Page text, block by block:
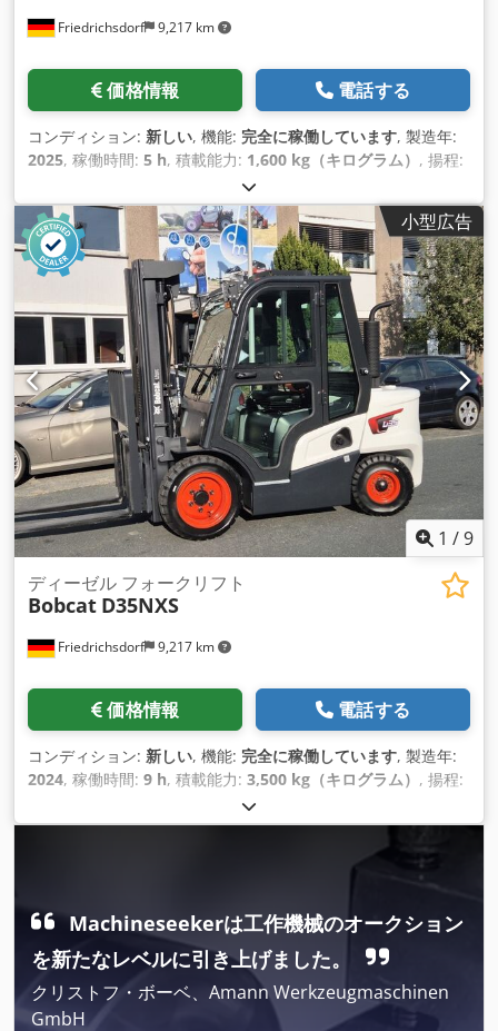
Friedrichsdorf 9,217 km
価格情報 電話する
コンディション: 新しい, 機能: 完全に稼働しています, 製造年:
2025, 稼働時間: 5 h, 積載能力: 1,600 kg（キログラム） , 揚程:
1,520 mm
ト型式:トリプレックス, 建設高:2,108 mm, フォーク長:1,150
mm, 空車重量: 1,340 kg（キログラム）, 全長:1,964 mm, 駆
動方式:Elektro , 建設幅:820 mm, パレットトラック 荷重中心:
600 フォーク幅：560 mm マストタイプ: トリプレックス 状態:
新品 技術的状態: 新品 フロントタイヤタイプ：ポリウレタン フ
ロントタイヤの状態: 80 - 100% Dcedpfxowi Acge Ah Dsk 後
輪タイヤタイプ：ポリウレタン 後輪の状態: 80 - 100% バッテ
リー電圧：24V バッテリーAh: 150Ah 電池タイプ：リチウムイ
オン 電池製造年：2025 バッテリーの状態: 80 - 100% 初期スト
ローク、完全自由ストローク、CE認証、 メンテナンスフリー
のリチウムイオン電池、
小型広告
1 /9
Friedrichsdorf 9,217 km
ディーゼル フォークリフト
Bobcat D35NXS
価格情報 電話する
コンディション: 新しい, 機能: 完全に稼働しています, 製造年:
2024, 稼働時間: 9 h, 積載能力: 3,500 kg（キログラム） , 揚程:
1,400 mm
マスト型式:トリプレックス, 建設高:2,350 mm, 出力:45 キロ
1,190 mm
, フォー
4,850 kg（キログラム）, 全長:
Machineseekerは工作機械のオークション
を新たなレベルに引き上げました。
クリストフ・ボーベ、Amann Werkzeugmaschinen
GmbH